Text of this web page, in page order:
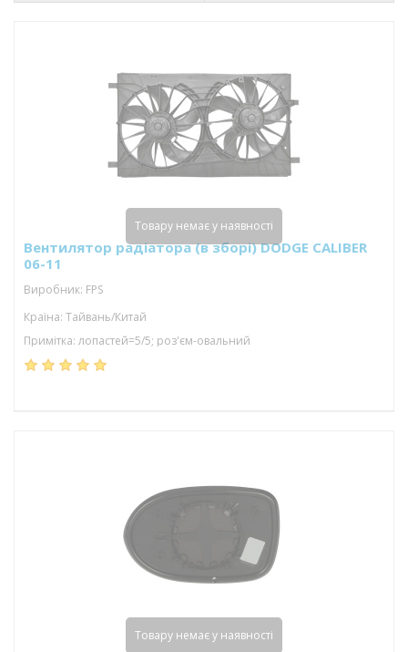
Вентилятор радіатора (в зборі) DODGE CALIBER
06-11
Виробник: FPS
Країна: Тайвань/Китай
Примітка: лопастей=5/5; роз'єм-овальний
Товару немає у наявності
Товару немає у наявності